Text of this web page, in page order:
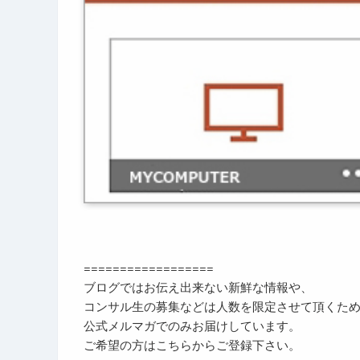
==================
ブログではお伝え出来ない新鮮な情報や、
コンサル生の募集などは人数を限定させて頂くため
公式メルマガでのみお届けしています。
ご希望の方はこちらからご登録下さい。